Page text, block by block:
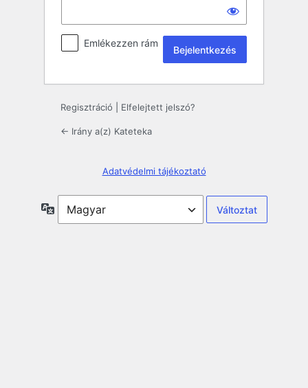
Emlékezzen rám
Regisztráció Elfelejtett jelszó?
← Irány a(z) Kateteka
Adatvédelmi tájékoztató
Nyelv